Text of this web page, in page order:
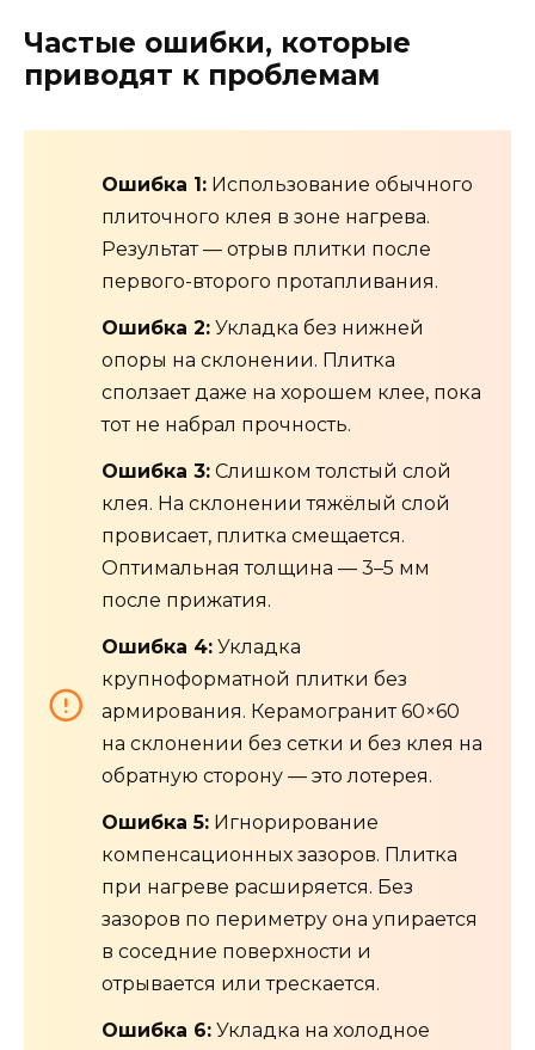
Частые ошибки, которые
приводят к проблемам
Ошибка 1: Использование обычного
плиточного клея в зоне нагрева.
Результат — отрыв плитки после
первого-второго протапливания.
Ошибка 2: Укладка без нижней
опоры на склонении. Плитка
сползает даже на хорошем клее, пока
тот не набрал прочность.
Ошибка 3: Слишком толстый слой
клея. На склонении тяжёлый слой
провисает, плитка смещается.
Оптимальная толщина — 3–5 мм
после прижатия.
Ошибка 4: Укладка
крупноформатной плитки без
армирования. Керамогранит 60×60
на склонении без сетки и без клея на
обратную сторону — это лотерея.
Ошибка 5: Игнорирование
компенсационных зазоров. Плитка
при нагреве расширяется. Без
зазоров по периметру она упирается
в соседние поверхности и
отрывается или трескается.
Ошибка 6: Укладка на холодное